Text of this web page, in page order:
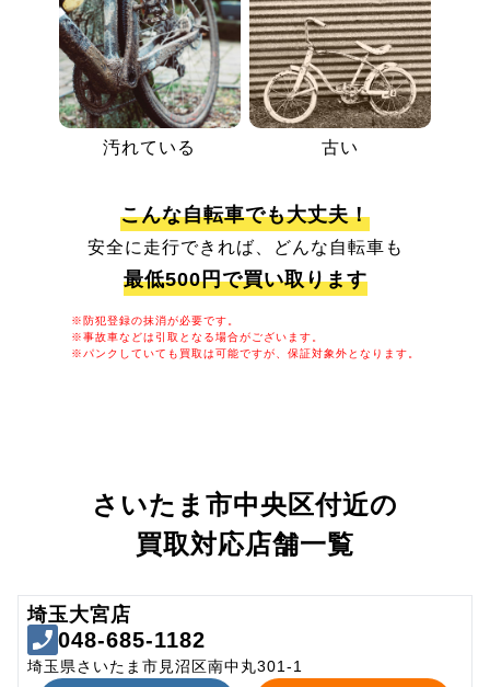
汚れている 古い
こんな自転車でも大丈夫！
安全に走行できれば、どんな自転車も
最低500円で買い取ります
※防犯登録の抹消が必要です。
※事故車などは引取となる場合がございます。
※パンクしていても買取は可能ですが、保証対象外となります。
さいたま市中央区付近の
買取対応店舗一覧
埼玉大宮店
048-685-1182
埼玉県さいたま市見沼区南中丸301-1